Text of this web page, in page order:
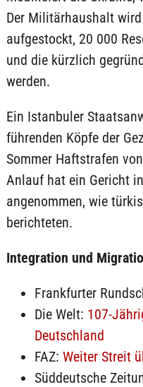
Der Militärhaushalt
aufgestockt, 20 000
und die kürzlich
werden.
Ein Istanbuler
führenden Köpfe der
Sommer Haftstrafen
Anlauf hat ein Gericht
angenommen, wie
berichteten.
Integration und
Frankfurter
Die Welt: 107-
Deutschland
FAZ: Weiter Streit
Süddeutsche